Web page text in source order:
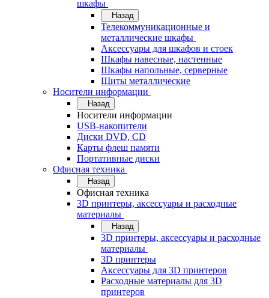
шкафы
Назад
Телекоммуникационные и
металлические шкафы
Аксессуары для шкафов и стоек
Шкафы навесные, настенные
Шкафы напольные, серверные
Щиты металлические
Носители информации
Назад
Носители информации
USB-накопители
Диски DVD, CD
Карты флеш памяти
Портативные диски
Офисная техника
Назад
Офисная техника
3D принтеры, аксессуары и расходные
материалы
Назад
3D принтеры, аксессуары и расходные
материалы
3D принтеры
Аксессуары для 3D принтеров
Расходные материалы для 3D
принтеров